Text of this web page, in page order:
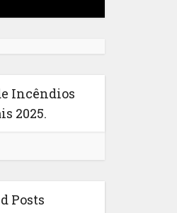
Incêndios
2025.
Posts